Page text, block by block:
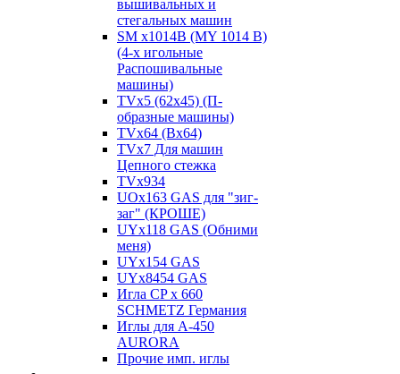
вышивальных и
стегальных машин
SM x1014B (MY 1014 B)
(4-х игольные
Распошивальные
машины)
TVх5 (62х45) (П-
образные машины)
TVх64 (Вх64)
TVх7 Для машин
Цепного стежка
TVх934
UOx163 GAS для "зиг-
заг" (КРОШЕ)
UYx118 GAS (Обними
меня)
UYx154 GAS
UYx8454 GAS
Игла CP х 660
SCHMETZ Германия
Иглы для А-450
AURORA
Прочие имп. иглы